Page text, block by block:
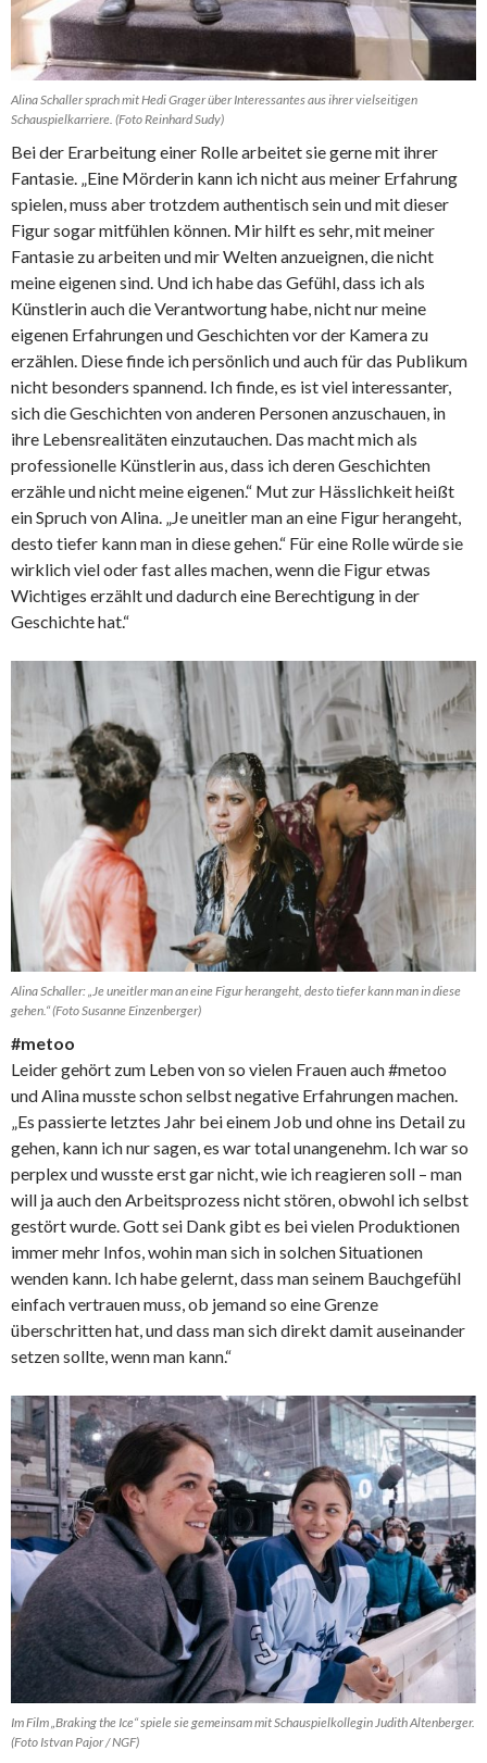
Alina Schaller sprach mit Hedi Grager über Interessantes aus ihrer vielseitigen
Schauspielkarriere. (Foto Reinhard Sudy)
Bei der Erarbeitung einer Rolle arbeitet sie gerne mit ihrer
Fantasie. „Eine Mörderin kann ich nicht aus meiner Erfahrung
spielen, muss aber trotzdem authentisch sein und mit dieser
Figur sogar mitfühlen können. Mir hilft es sehr, mit meiner
Fantasie zu arbeiten und mir Welten anzueignen, die nicht
meine eigenen sind. Und ich habe das Gefühl, dass ich als
Künstlerin auch die Verantwortung habe, nicht nur meine
eigenen Erfahrungen und Geschichten vor der Kamera zu
erzählen. Diese finde ich persönlich und auch für das Publikum
nicht besonders spannend. Ich finde, es ist viel interessanter,
sich die Geschichten von anderen Personen anzuschauen, in
ihre Lebensrealitäten einzutauchen. Das macht mich als
professionelle Künstlerin aus, dass ich deren Geschichten
erzähle und nicht meine eigenen.“ Mut zur Hässlichkeit heißt
ein Spruch von Alina. „Je uneitler man an eine Figur herangeht,
desto tiefer kann man in diese gehen.“ Für eine Rolle würde sie
wirklich viel oder fast alles machen, wenn die Figur etwas
Wichtiges erzählt und dadurch eine Berechtigung in der
Geschichte hat.“
Alina Schaller: „Je uneitler man an eine Figur herangeht, desto tiefer kann man in diese
gehen.“ (Foto Susanne Einzenberger)
#metoo
Leider gehört zum Leben von so vielen Frauen auch #metoo
und Alina musste schon selbst negative Erfahrungen machen.
„Es passierte letztes Jahr bei einem Job und ohne ins Detail zu
gehen, kann ich nur sagen, es war total unangenehm. Ich war so
perplex und wusste erst gar nicht, wie ich reagieren soll – man
will ja auch den Arbeitsprozess nicht stören, obwohl ich selbst
gestört wurde. Gott sei Dank gibt es bei vielen Produktionen
immer mehr Infos, wohin man sich in solchen Situationen
wenden kann. Ich habe gelernt, dass man seinem Bauchgefühl
einfach vertrauen muss, ob jemand so eine Grenze
überschritten hat, und dass man sich direkt damit auseinander
setzen sollte, wenn man kann.“
Im Film „Braking the Ice“ spiele sie gemeinsam mit Schauspielkollegin Judith Altenberger.
(Foto Istvan Pajor / NGF)